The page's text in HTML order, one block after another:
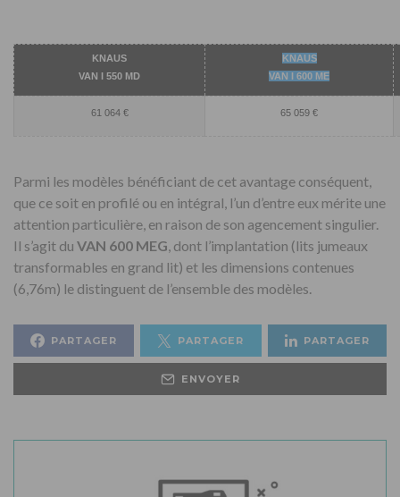
KNAUS
VAN I 550 MD
KNAUS
VAN I 600 ME
61 064 € 65 059 €
Parmi les modèles bénéficiant de cet avantage conséquent,
que ce soit en profilé ou en intégral, l’un d’entre eux mérite une
attention particulière, en raison de son agencement singulier.
Il s’agit du VAN 600 MEG, dont l’implantation (lits jumeaux
transformables en grand lit) et les dimensions contenues
(6,76m) le distinguent de l’ensemble des modèles.
PARTAGER PARTAGER PARTAGER
ENVOYER